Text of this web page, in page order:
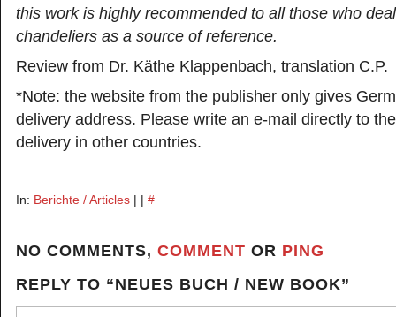
this work is highly recommended to all those who
chandeliers as a source of reference.
Review from Dr. Käthe Klappenbach, translation C.P.
*Note: the website from the publisher only gives
delivery address. Please write an e-mail directly to
delivery in other countries.
In: Berichte / Articles | | #
NO COMMENTS, COMMENT OR PING
REPLY TO “NEUES BUCH / NEW BOOK”